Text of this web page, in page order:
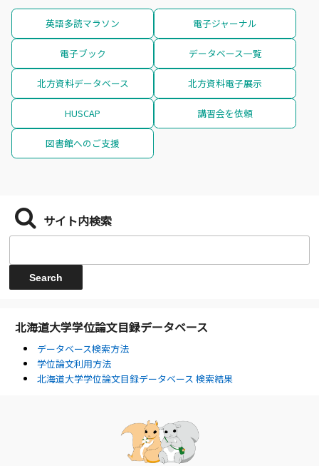
英語多読マラソン 電子ジャーナル
電子ブック データベース一覧
北方資料データベース 北方資料電子展示
HUSCAP 講習会を依頼
図書館へのご支援
サイト内検索
北海道大学学位論文目録データベース
データベース検索方法
学位論文利用方法
北海道大学学位論文目録データベース 検索結果